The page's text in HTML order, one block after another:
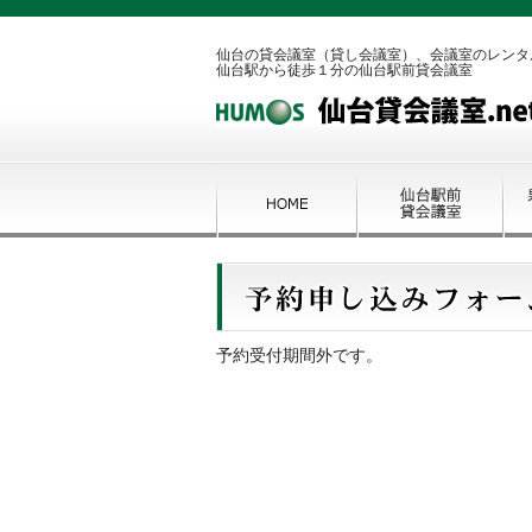
仙台の貸会議室（貸し会議室）、会議室のレン
仙台駅から徒歩１分の仙台駅前貸会議室
予約受付期間外です。